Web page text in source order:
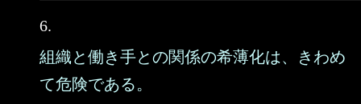
6.
組織と働き手との関係の希薄化は、きわめ
て危険である。